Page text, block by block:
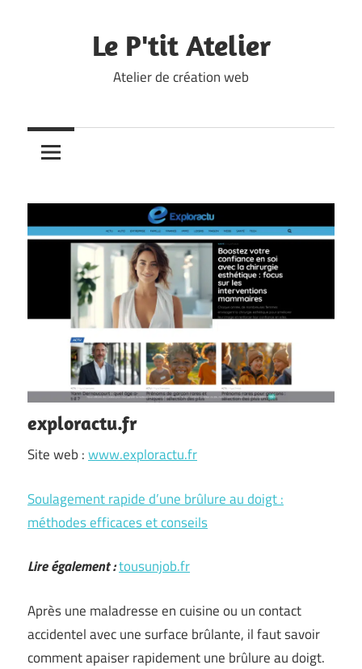
Le P'tit Atelier
Atelier de création web
exploractu.fr
Site web :www.exploractu.fr
Soulagement rapide d’une brûlure au doigt :
méthodes efficaces et conseils
Lire également :tousunjob.fr
Après une maladresse en cuisine ou un contact
accidentel avec une surface brûlante, il faut savoir
comment apaiser rapidement une brûlure au doigt.